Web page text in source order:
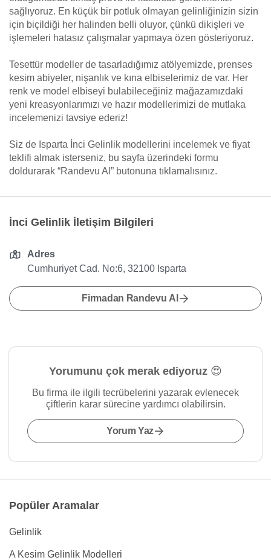
sağlıyoruz. En küçük bir potluk olmayan gelinliğinizin sizin
için biçildiği her halinden belli oluyor, çünkü dikişleri ve
işlemeleri hatasız çalışmalar yapmaya özen gösteriyoruz.
Tesettür modeller de tasarladığımız atölyemizde, prenses
kesim abiyeler, nişanlık ve kına elbiselerimiz de var. Her
renk ve model elbiseyi bulabileceğiniz mağazamızdaki
yeni kreasyonlarımızı ve hazır modellerimizi de mutlaka
incelemenizi tavsiye ederiz!
Siz de Isparta İnci Gelinlik modellerini incelemek ve fiyat
teklifi almak isterseniz, bu sayfa üzerindeki formu
doldurarak “Randevu Al” butonuna tıklamalısınız.
İnci Gelinlik İletişim Bilgileri
Adres
Cumhuriyet Cad. No:6, 32100 Isparta
Firmadan Randevu Al
Yorumunu çok merak ediyoruz 😍
Bu firma ile ilgili tecrübelerini yazarak evlenecek
çiftlerin karar sürecine yardımcı olabilirsin.
Yorum Yaz
Popüler Aramalar
Gelinlik
A Kesim Gelinlik Modelleri